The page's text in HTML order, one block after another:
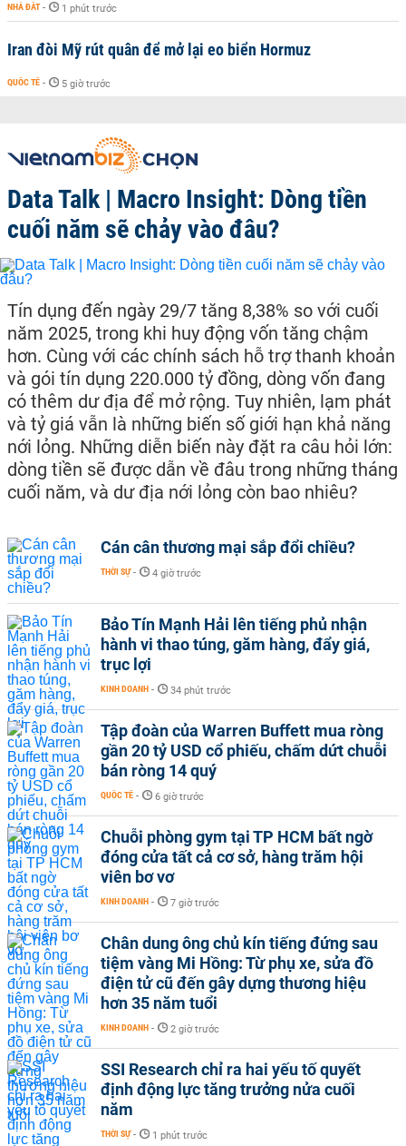
NHÀ ĐẤT - 1 phút trước
Iran đòi Mỹ rút quân để mở lại eo biển Hormuz
QUỐC TẾ - 5 giờ trước
Data Talk | Macro Insight: Dòng tiền
cuối năm sẽ chảy vào đâu?
Tín dụng đến ngày 29/7 tăng 8,38% so với cuối
năm 2025, trong khi huy động vốn tăng chậm
hơn. Cùng với các chính sách hỗ trợ thanh khoản
và gói tín dụng 220.000 tỷ đồng, dòng vốn đang
có thêm dư địa để mở rộng. Tuy nhiên, lạm phát
và tỷ giá vẫn là những biến số giới hạn khả năng
nới lỏng. Những diễn biến này đặt ra câu hỏi lớn:
dòng tiền sẽ được dẫn về đâu trong những tháng
cuối năm, và dư địa nới lỏng còn bao nhiêu?
Cán cân thương mại sắp đổi chiều?
THỜI SỰ - 4 giờ trước
Bảo Tín Mạnh Hải lên tiếng phủ nhận
hành vi thao túng, găm hàng, đẩy giá,
trục lợi
KINH DOANH - 34 phút trước
Tập đoàn của Warren Buffett mua ròng
gần 20 tỷ USD cổ phiếu, chấm dứt chuỗi
bán ròng 14 quý
QUỐC TẾ - 6 giờ trước
Chuỗi phòng gym tại TP HCM bất ngờ
đóng cửa tất cả cơ sở, hàng trăm hội
viên bơ vơ
KINH DOANH - 7 giờ trước
Chân dung ông chủ kín tiếng đứng sau
tiệm vàng Mi Hồng: Từ phụ xe, sửa đồ
điện tử cũ đến gây dựng thương hiệu
hơn 35 năm tuổi
KINH DOANH - 2 giờ trước
SSI Research chỉ ra hai yếu tố quyết
định động lực tăng trưởng nửa cuối
năm
THỜI SỰ - 1 phút trước